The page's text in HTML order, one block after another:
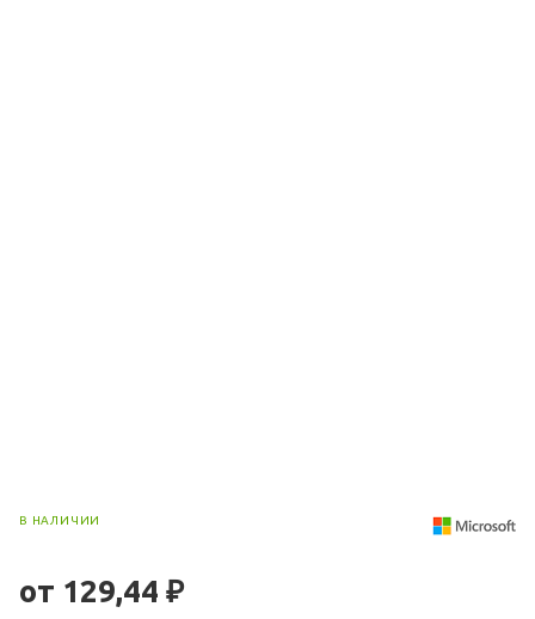
В НАЛИЧИИ
от 129,44 ₽